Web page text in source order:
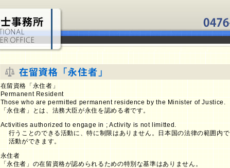
在留資格「永住者」
Permanent Resident
Those who are permitted permanent residence by the Minister of Justice.
「永住者」とは、法務大臣が永住を認める者です。
Activities authorized to engage in ; Activity is not limitted.
行うことのできる活動に、特に制限はありません。日本国の法律の範囲内で
活動ができます。
永住者
「永住者」の在留資格が認められるための特別な基準はありません。